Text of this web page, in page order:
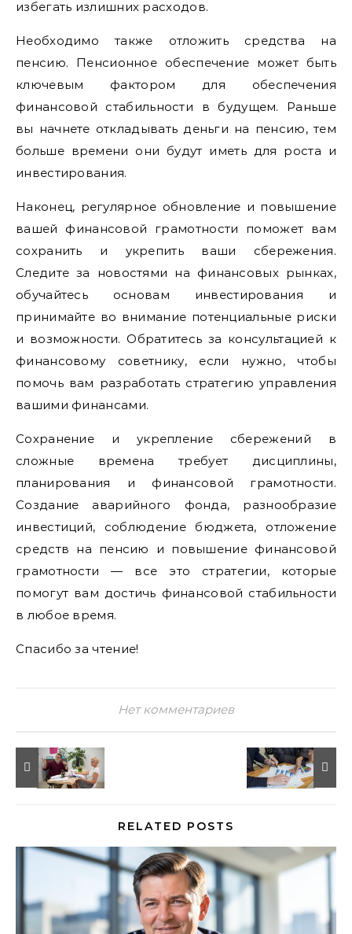
избегать излишних расходов.
Необходимо также отложить средства на
пенсию. Пенсионное обеспечение может быть
ключевым фактором для обеспечения
финансовой стабильности в будущем. Раньше
вы начнете откладывать деньги на пенсию, тем
больше времени они будут иметь для роста и
инвестирования.
Наконец, регулярное обновление и повышение
вашей финансовой грамотности поможет вам
сохранить и укрепить ваши сбережения.
Следите за новостями на финансовых рынках,
обучайтесь основам инвестирования и
принимайте во внимание потенциальные риски
и возможности. Обратитесь за консультацией к
финансовому советнику, если нужно, чтобы
помочь вам разработать стратегию управления
вашими финансами.
Сохранение и укрепление сбережений в
сложные времена требует дисциплины,
планирования и финансовой грамотности.
Создание аварийного фонда, разнообразие
инвестиций, соблюдение бюджета, отложение
средств на пенсию и повышение финансовой
грамотности — все это стратегии, которые
помогут вам достичь финансовой стабильности
в любое время.
Спасибо за чтение!
Нет комментариев
RELATED POSTS